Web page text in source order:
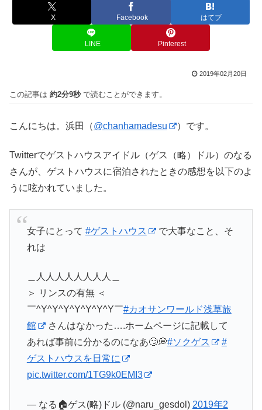
X Facebook はてブ
LINE Pinterest
2019年02月20日
この記事は 約2分9秒で読むことができます。
こんにちは。浜田（@chanhamadesu ）です。
Twitterでゲストハウスアイドル（ゲス（略）ドル）のなる
さんが、ゲストハウスに宿泊されたときの感想を以下のよ
うに呟かれていました。
女子にとって #ゲストハウス
で大事なこと、そ
れは
＿人人人人人人人人＿
＞ リンスの有無 ＜
￣^Y^Y^Y^Y^Y^Y^Y￣#カオサンワールド浅草旅
館
さんはなかった….ホームページに記載して
あれば事前に分かるのになあ🙄💭#ソクゲス
#
ゲストハウスを日常に
pic.twitter.com/1TG9k0EMI3
— なる🏠ゲス(略)ドル (@naru_gesdol) 2019年2